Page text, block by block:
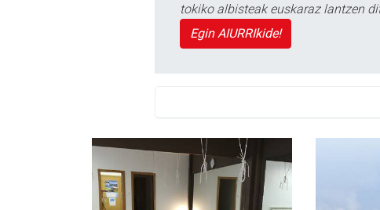
tokiko albisteak euskaraz lantzen
Egin AIURRIkide!